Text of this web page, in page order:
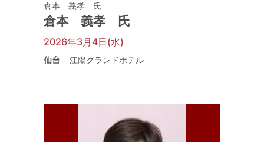
倉本 義孝 氏
倉本 義孝 氏
2026年3月4日(水)
仙台 江陽グランドホテル